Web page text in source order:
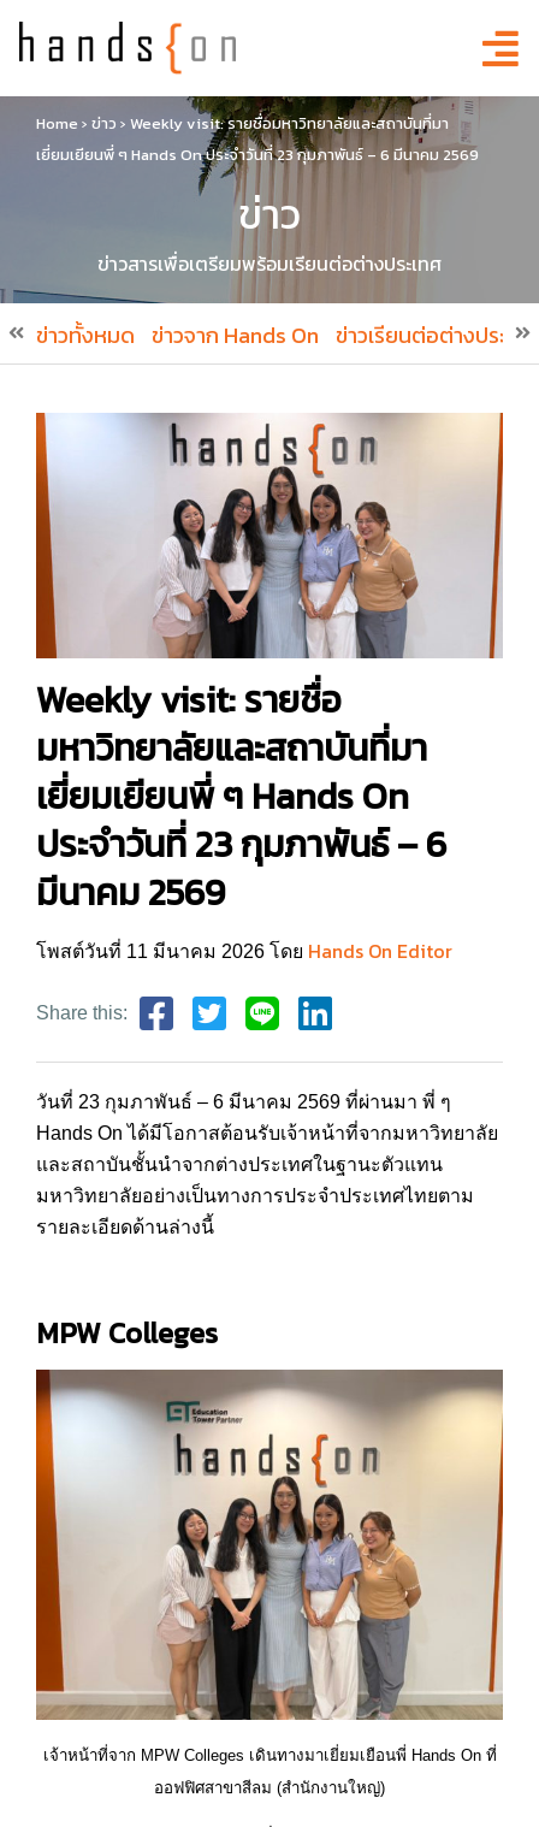
Home › ข่าว › Weekly visit: รายชื่อมหาวิทยาลัยและสถาบันที่มา
เยี่ยมเยียนพี่ ๆ Hands On ประจำวันที่ 23 กุมภาพันธ์ – 6 มีนาคม 2569
ข่าว
ข่าวสารเพื่อเตรียมพร้อมเรียนต่อต่างประเทศ
ข่าวทั้งหมด ข่าวจาก Hands On ข่าวเรียนต่อต่างประเทศ
Weekly visit: รายชื่อ
มหาวิทยาลัยและสถาบันที่มา
เยี่ยมเยียนพี่ ๆ Hands On
ประจำวันที่ 23 กุมภาพันธ์ – 6
มีนาคม 2569
โพสต์วันที่ 11 มีนาคม 2026 โดย Hands On Editor
Share this:
วันที่ 23 กุมภาพันธ์ – 6 มีนาคม 2569 ที่ผ่านมา พี่ ๆ
Hands On ได้มีโอกาสต้อนรับเจ้าหน้าที่จากมหาวิทยาลัย
และสถาบันชั้นนำจากต่างประเทศในฐานะตัวแทน
มหาวิทยาลัยอย่างเป็นทางการประจำประเทศไทยตาม
รายละเอียดด้านล่างนี้
MPW Colleges
เจ้าหน้าที่จาก MPW Colleges เดินทางมาเยี่ยมเยือนพี่ Hands On ที่
ออฟฟิศสาขาสีลม (สำนักงานใหญ่)